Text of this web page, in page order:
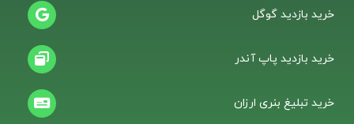
خرید بازدید گوگل
خرید بازدید پاپ آندر
خرید تبلیغ بنری ارزان